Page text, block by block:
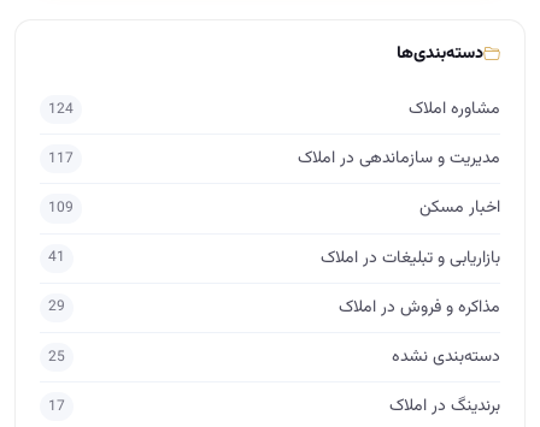
دسته‌بندی‌ها
مشاوره املاک 124
مدیریت و سازماندهی در املاک 117
اخبار مسکن 109
بازاریابی و تبلیغات در املاک 41
مذاکره و فروش در املاک 29
دسته‌بندی نشده 25
برندینگ در املاک 17